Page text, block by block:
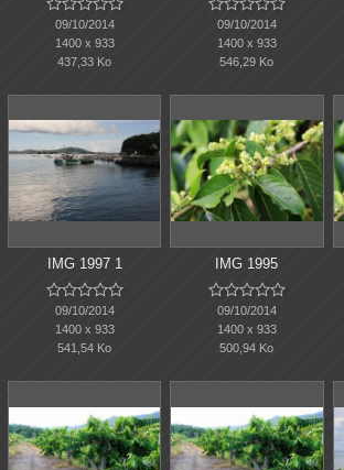
09/10/2014
1400 x 933
437,33 Ko
09/10/2014
1400 x 933
546,29 Ko
IMG 1997 1

09/10/2014
1400 x 933
541,54 Ko
IMG 1995

09/10/2014
1400 x 933
500,94 Ko